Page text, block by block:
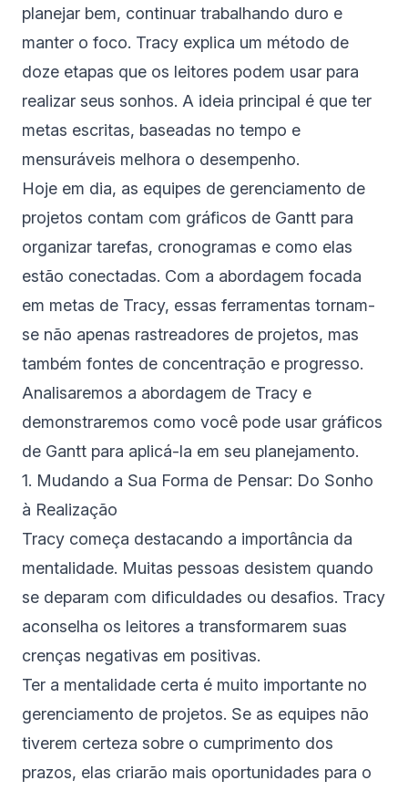
planejar bem, continuar trabalhando duro e
manter o foco. Tracy explica um método de
doze etapas que os leitores podem usar para
realizar seus sonhos. A ideia principal é que ter
metas escritas, baseadas no tempo e
mensuráveis melhora o desempenho.
Hoje em dia, as equipes de gerenciamento de
projetos contam com gráficos de Gantt para
organizar tarefas, cronogramas e como elas
estão conectadas. Com a abordagem focada
em metas de Tracy, essas ferramentas tornam-
se não apenas rastreadores de projetos, mas
também fontes de concentração e progresso.
Analisaremos a abordagem de Tracy e
demonstraremos como você pode usar gráficos
de Gantt para aplicá-la em seu planejamento.
1. Mudando a Sua Forma de Pensar: Do Sonho
à Realização
Tracy começa destacando a importância da
mentalidade. Muitas pessoas desistem quando
se deparam com dificuldades ou desafios. Tracy
aconselha os leitores a transformarem suas
crenças negativas em positivas.
Ter a mentalidade certa é muito importante no
gerenciamento de projetos. Se as equipes não
tiverem certeza sobre o cumprimento dos
prazos, elas criarão mais oportunidades para o